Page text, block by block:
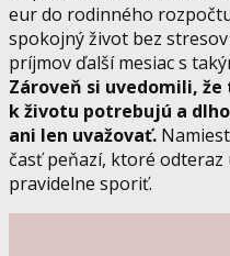
eur do rodinného
spokojný život bez
príjmov ďalší mesiac s
Zároveň si uvedomili,
k životu potrebujú a
ani len uvažovať.
časť peňazí, ktoré
pravidelne sporiť.